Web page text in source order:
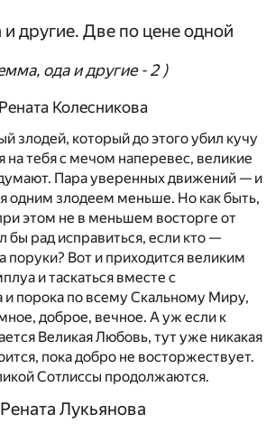
другие. Две по цене одной
ода и другие - 2 )
Рената Колесникова
злодей, который до этого убил кучу
на тебя с мечом наперевес, великие
Пара уверенных движений — и
одним злодеем меньше. Но как быть,
этом не в меньшем восторге от
бы рад исправиться, если кто —
поруки? Вот и приходится великим
и таскаться вместе с
порока по всему Скальному Миру,
доброе, вечное. А уж если к
Великая Любовь, тут уже никакая
пока добро не восторжествует.
Сотлиссы продолжаются.
Рената Лукьянова